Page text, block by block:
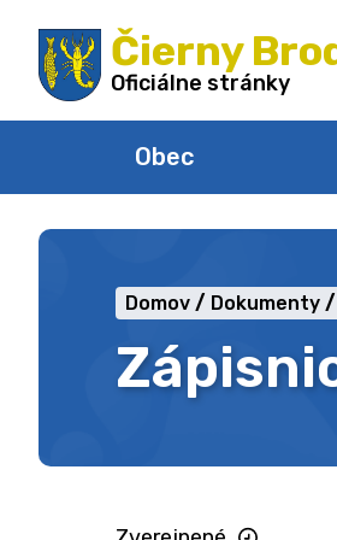
na
obsah
Čierny
Oficiálne stránky
Obec
Domov Dokumenty